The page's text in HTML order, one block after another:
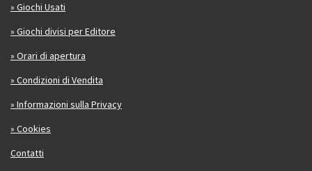
» Giochi Usati
» Giochi divisi per Editore
» Orari di apertura
» Condizioni di Vendita
» Informazioni sulla Privacy
» Cookies
Contatti